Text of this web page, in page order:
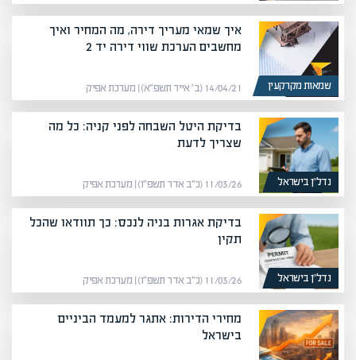
שמאות מקרקעין
איך שמאי מעריך דירה, מה המחיר ואיך
מחשבים הערכת שווי דירה יד 2
14/04/21 (ב׳ אייר תשפ״א) | מערכת אפיק
נדל”ן בישראל
בדיקת היטל השבחה לפני קניה: כל מה
שצריך לדעת
11/03/26 (כ״ב אדר תשפ״ו) | מערכת אפיק
נדל”ן בישראל
בדיקת אגרות בניה לנכס: כך תוודאו שהכל
תקין
11/03/26 (כ״ב אדר תשפ״ו) | מערכת אפיק
מחירי הדירות: אתגר למעמד הביניים
בישראל